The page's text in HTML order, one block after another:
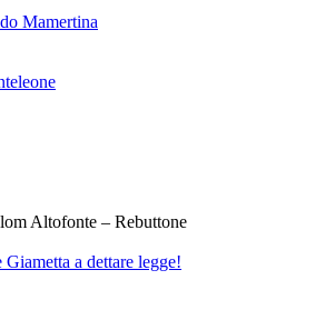
Mamertina
Altofonte – Rebuttone
a dettare legge!